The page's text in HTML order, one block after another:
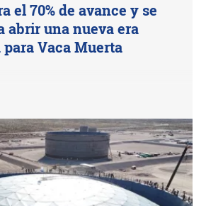
el 70% de avance y se
abrir una nueva era
Vaca Muerta